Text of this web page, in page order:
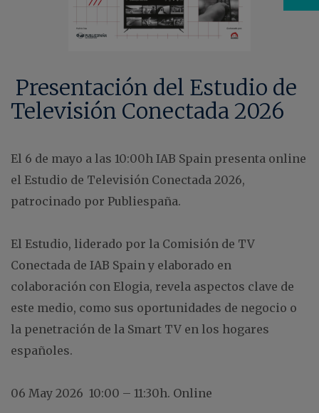
Presentación del Estudio de
Televisión Conectada 2026
El 6 de mayo a las 10:00h IAB Spain presenta online
el Estudio de Televisión Conectada 2026,
patrocinado por Publiespaña.
El Estudio, liderado por la Comisión de TV
Conectada de IAB Spain y elaborado en
colaboración con Elogia, revela aspectos clave de
este medio, como sus oportunidades de negocio o
la penetración de la Smart TV en los hogares
españoles.
06 May 2026 10:00 – 11:30h. Online